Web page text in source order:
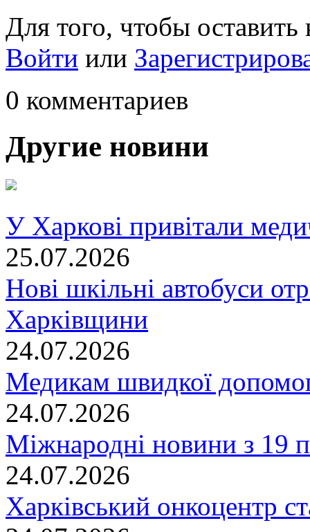
Для того, чтобы
Войти или
0 комментариев
Другие новини
У Харкові привітали
25.07.2026
Нові шкільні автобуси
Харківщини
24.07.2026
Медикам швидкої
24.07.2026
Міжнародні новини з 19
24.07.2026
Харківський онкоцентр